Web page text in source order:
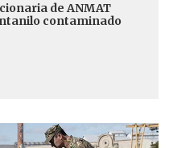
de ANMAT
contaminado